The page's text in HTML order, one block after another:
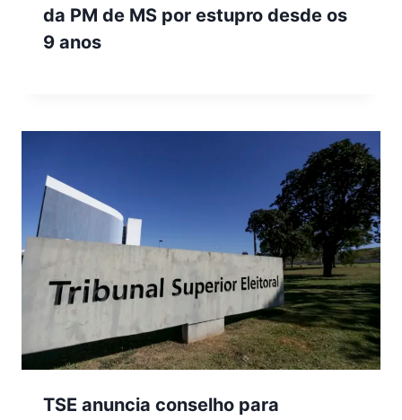
da PM de MS por estupro desde os
9 anos
TSE anuncia conselho para